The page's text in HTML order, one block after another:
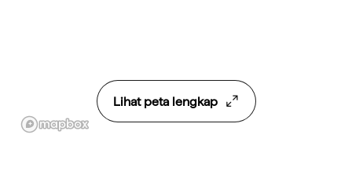
Lihat peta lengkap